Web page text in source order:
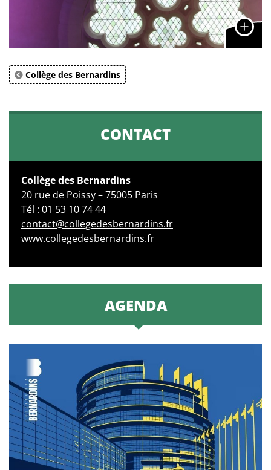
Collège des Bernardins
CONTACT
Collège des Bernardins
20 rue de Poissy – 75005 Paris
Tél : 01 53 10 74 44
contact@collegedesbernardins.fr
www.collegedesbernardins.fr
AGENDA